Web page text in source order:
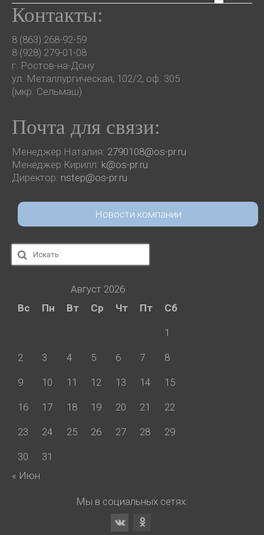
Контакты:
8 (863) 268-92-59
8 (928) 279-01-08
г. Ростов-на-Дону
ул. Металлургическая, 102/2, оф. 305
(мкр. Сельмаш)
Почта для связи:
Менеджер Наталия: 2790108@os-pr.ru
Менеджер Кирилл: k@os-pr.ru
Директор: nstep@os-pr.ru
Новости компании
Искать:
Август 2026
Вс
Пн Вт Ср Чт Пт Сб
1
2 3 4 5 6 7 8
9 10 11 12 13 14 15
16 17 18 19 20 21 22
23 24 25 26 27 28 29
30
31
« Июн
Мы в социальных сетях: